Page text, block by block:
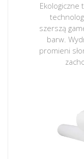
Ekologiczne
szerszą
barw.
promieni